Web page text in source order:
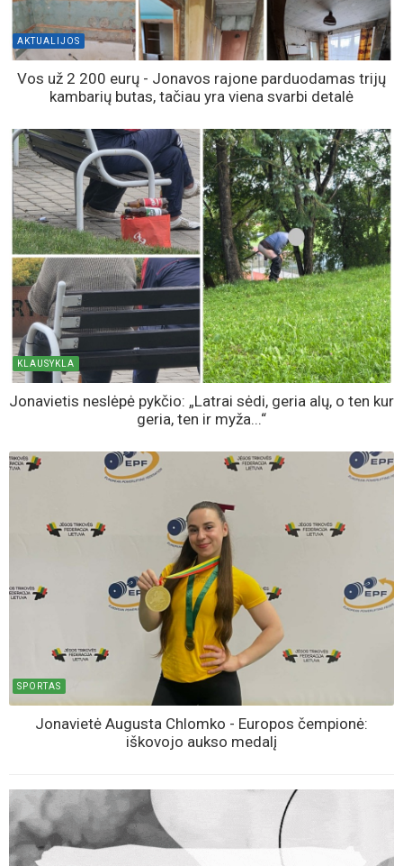
AKTUALIJOS
Vos už 2 200 eurų - Jonavos rajone parduodamas trijų
kambarių butas, tačiau yra viena svarbi detalė
KLAUSYKLA
Jonavietis neslėpė pykčio: „Latrai sėdi, geria alų, o ten kur
geria, ten ir myža...“
SPORTAS
Jonavietė Augusta Chlomko - Europos čempionė:
iškovojo aukso medalį